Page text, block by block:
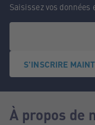
Saisissez vos données
S'INSCRIRE
À propos de